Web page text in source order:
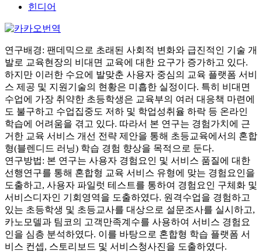
힌디어
연구배경: 팬데믹으로 초래된 사회적 변화와 급진적인 기술 개
발로 교육현장의 비대면 교육에 대한 요구가 증가하고 있다.
하지만 이러한 수요에 발맞춘 사용자 중심의 교육 플랫폼 서비
스 제공 및 지원기술의 현황은 미흡한 실정이다. 특히 비대면
수업에 가장 취약한 초등학생은 교육부의 여러 대응책 마련에
도 불구하고 수업집중도 저하 및 학업성취율 하락 등 온라인
학습에 어려움을 겪고 있다. 따라서 본 연구는 경험가치에 근
거한 교육 서비스 개선 전략 제안을 통해 초등교육에서의 혼합
형(블렌디드 러닝) 학습 경험 향상을 목적으로 둔다.
연구방법: 본 연구는 사용자 경험요인 및 서비스 품질에 대한
선행연구를 통해 혼합형 교육 서비스 유형에 맞는 경험요인을
도출하고, 사용자 파일럿 테스트를 통하여 경험요인 구체화 및
서비스디자인 기회영역을 도출하였다. 원격수업을 경험하고
있는 초등학생 및 초등교사를 대상으로 설문조사를 실시하고,
카노모델과 팀코의 고객만족계수를 사용하여 서비스 경험요
인을 심층 분석하였다. 이를 바탕으로 혼합형 학습 플랫폼 서
비스 컨셉, 스토리보드 및 서비스청사진을 도출하였다.